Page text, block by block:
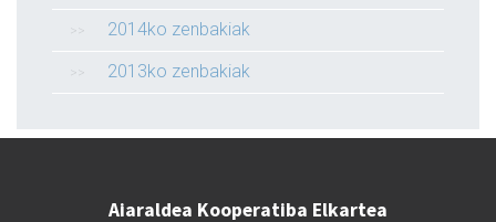
2014ko zenbakiak
2013ko zenbakiak
Aiaraldea Kooperatiba Elkartea